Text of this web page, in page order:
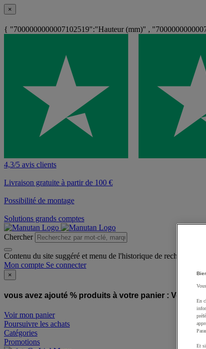
×
{ "7000000000007102519":"Hauteur (mm)" ,
4,3/5 avis clients
Livraison gratuite à partir de 100 €
Possibilité de montage
Solutions grands comptes
Chercher
Contenu du site suggéré et menu de l'historique de recherche
Mon compte Se connecter
×
vous avez ajouté % produits à votre panier : Vous
Voir mon panier
Poursuivre les achats
Catégories
Promotions
En
Et